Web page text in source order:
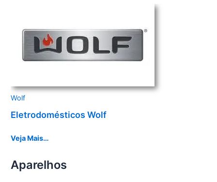
Wolf
Eletrodomésticos Wolf
Veja Mais…
Aparelhos